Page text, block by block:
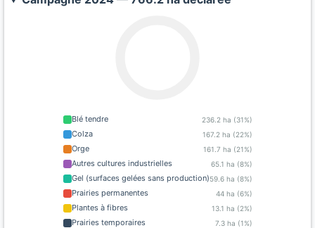
Blé tendre 236.2 ha (31%)
Colza 167.2 ha (22%)
Orge 161.7 ha (21%)
Autres cultures industrielles 65.1 ha (8%)
Gel (surfaces gelées sans production)59.6 ha (8%)
Prairies permanentes 44 ha (6%)
Plantes à fibres 13.1 ha (2%)
Prairies temporaires 7.3 ha (1%)